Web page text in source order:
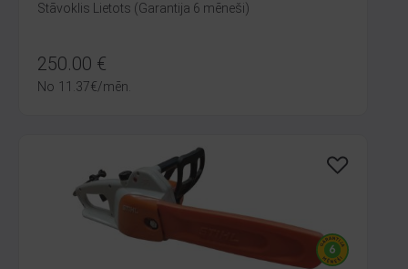
Stāvoklis Lietots (Garantija 6 mēneši)
250.00 €
No 11.37€/mēn.